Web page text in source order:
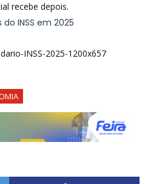
recebe depois.
INSS em 2025